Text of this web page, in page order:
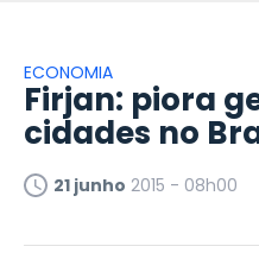
ECONOMIA
Firjan: piora
cidades no
21 junho 2015 - 08h00